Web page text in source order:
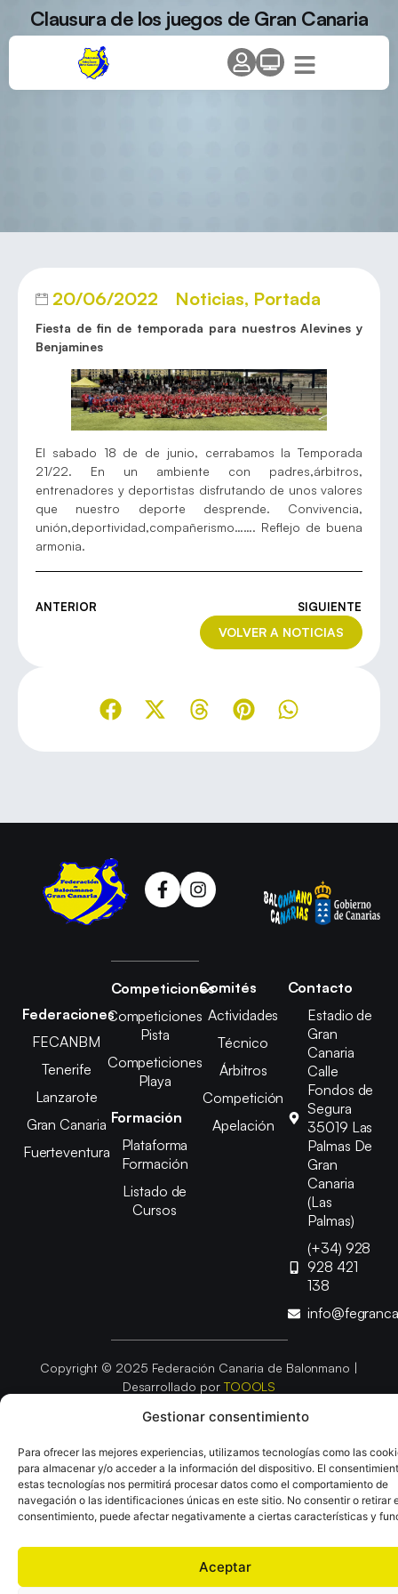
Gestionar consentimiento
Para ofrecer las mejores experiencias, utilizamos tecnologías como las
para almacenar y/o acceder a la información del dispositivo. El
estas tecnologías nos permitirá procesar datos como el comportamiento de
navegación o las identificaciones únicas en este sitio. No consentir o retirar
consentimiento, puede afectar negativamente a ciertas características y
Aceptar
Clausura de los juegos de Gran Canaria
20/06/2022 Noticias, Portada
Fiesta de fin de temporada para nuestros Alevines y
Benjamines
El sabado 18 de de junio, cerrabamos la Temporada
21/22. En un ambiente con padres,árbitros,
entrenadores y deportistas disfrutando de unos valores
que nuestro deporte desprende. Convivencia,
unión,deportividad,compañerismo……. Reflejo de buena
armonia.
ANTERIOR SIGUIENTE
VOLVER A NOTICIAS
Federaciones
FECANBM
Tenerife
Lanzarote
Gran Canaria
Fuerteventura
Competiciones
Competiciones
Pista
Competiciones
Playa
Formación
Plataforma
Formación
Listado de
Cursos
Comités
Actividades
Técnico
Árbitros
Competición
Apelación
Contacto
Estadio de
Gran
Canaria
Calle
Fondos de
Segura
35019 Las
Palmas De
Gran
Canaria
(Las
Palmas)
(+34) 928
928 421
138
Copyright © 2025 Federación Canaria de Balonmano |
Desarrollado por TOOOLS
Declaración de AccesibilidadPolítica de Ventas